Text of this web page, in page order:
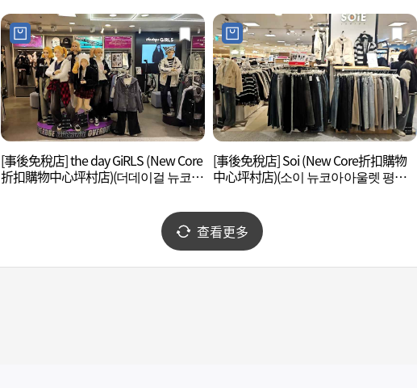
[事後免稅店] the day GiRLS (New Core
折扣購物中心坪村店)(더데이걸 뉴코아
[事後免稅店] Soi (New Core折扣購物
中心坪村店)(소이 뉴코아아울렛 평촌
查看更多